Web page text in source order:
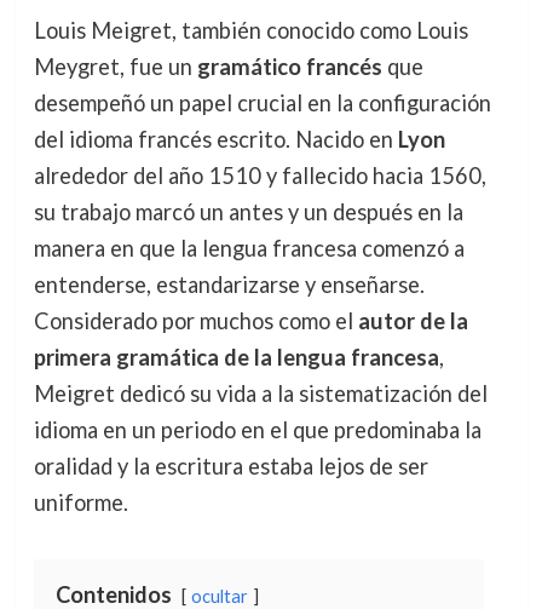
Louis Meigret, también conocido como Louis
Meygret, fue un gramático francés que
desempeñó un papel crucial en la configuración
del idioma francés escrito. Nacido en Lyon
alrededor del año 1510 y fallecido hacia 1560,
su trabajo marcó un antes y un después en la
manera en que la lengua francesa comenzó a
entenderse, estandarizarse y enseñarse.
Considerado por muchos como el autor de la
primera gramática de la lengua francesa,
Meigret dedicó su vida a la sistematización del
idioma en un periodo en el que predominaba la
oralidad y la escritura estaba lejos de ser
uniforme.
Contenidos ocultar